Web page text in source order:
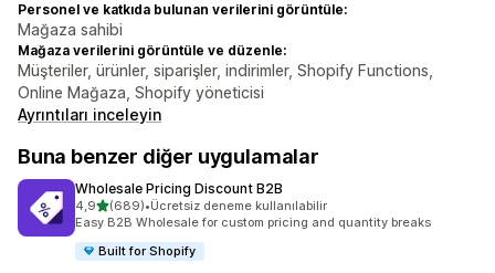
Personel ve katkıda bulunan verilerini görüntüle:
Mağaza sahibi
Mağaza verilerini görüntüle ve düzenle:
Müşteriler, ürünler, siparişler, indirimler, Shopify Functions,
Online Mağaza, Shopify yöneticisi
Ayrıntıları inceleyin
Buna benzer diğer uygulamalar
Wholesale Pricing Discount B2B
4,95 yıldız üzerinden
(689)
toplam 689 değerlendirme
•Ücretsiz deneme kullanılabilir
Easy B2B Wholesale for custom pricing and quantity breaks
Built for Shopify